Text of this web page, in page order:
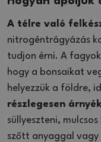
A télre való
nitrogéntrágyázás
tudjon érni. A
hogy a bonsaikat
helyezzük a földre,
részlegesen
süllyeszteni,
szőtt anyaggal